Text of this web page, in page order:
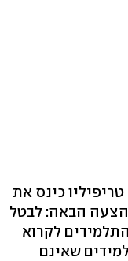
כינס את
הבאה: לבטל
לקרוא
שאינם